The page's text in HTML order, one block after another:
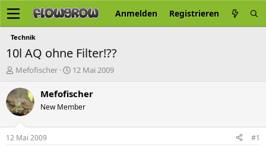
Anmelden Registrieren
Technik
10l AQ ohne Filter!??
E
s
t
e
e
Mefofischer
E
s
e
t
12 Mai 2009
Mefofischer
New Member
12 Mai 2009 #1